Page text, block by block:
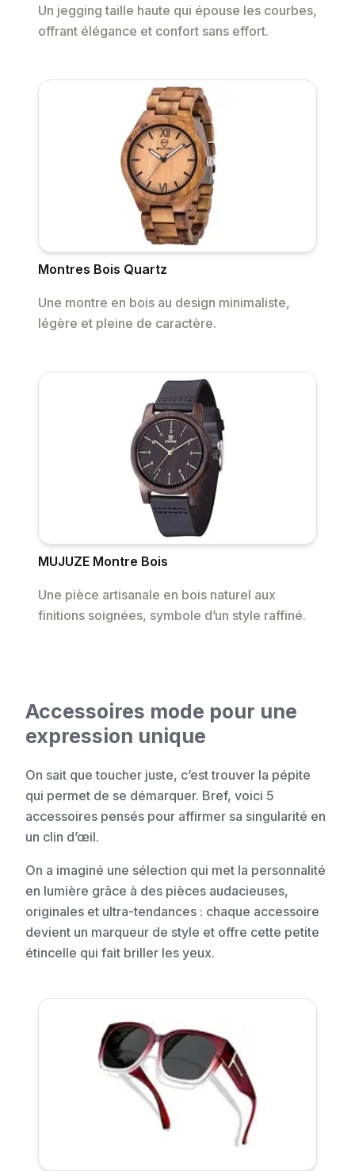
Un jegging taille haute qui épouse les courbes,
offrant élégance et confort sans effort.
Montres Bois Quartz
Une montre en bois au design minimaliste,
légère et pleine de caractère.
MUJUZE Montre Bois
Une pièce artisanale en bois naturel aux
finitions soignées, symbole d’un style raffiné.
Accessoires mode pour une
expression unique
On sait que toucher juste, c’est trouver la pépite
qui permet de se démarquer. Bref, voici 5
accessoires pensés pour affirmer sa singularité en
un clin d’œil.
On a imaginé une sélection qui met la personnalité
en lumière grâce à des pièces audacieuses,
originales et ultra-tendances : chaque accessoire
devient un marqueur de style et offre cette petite
étincelle qui fait briller les yeux.